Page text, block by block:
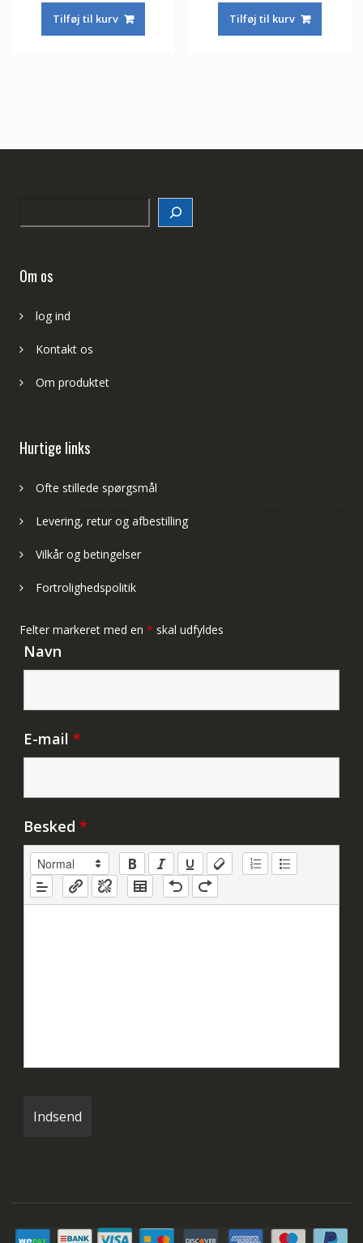
pris
var:
Tilføj til kurv
pris
var:
Tilføj til kurv
Om os
log ind
Kontakt os
Om produktet
Hurtige links
Ofte stillede spørgsmål
Levering, retur og afbestilling
Vilkår og betingelser
Fortrolighedspolitik
Felter markeret med en * skal udfyldes
Navn
E-mail *
Besked *